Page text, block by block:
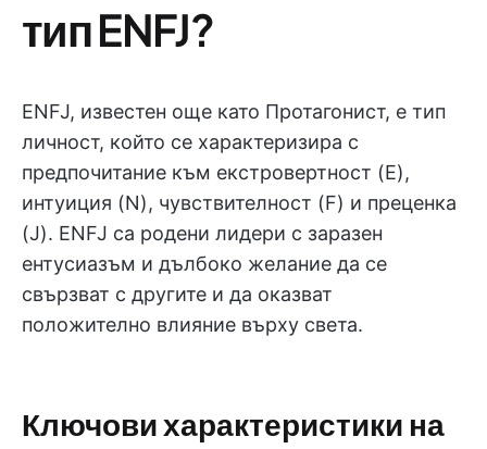
тип ENFJ?
ENFJ, известен още като Протагонист, е тип
личност, който се характеризира с
предпочитание към екстровертност (E),
интуиция (N), чувствителност (F) и преценка
(J). ENFJ са родени лидери с заразен
ентусиазъм и дълбоко желание да се
свързват с другите и да оказват
положително влияние върху света.
Ключови характеристики на